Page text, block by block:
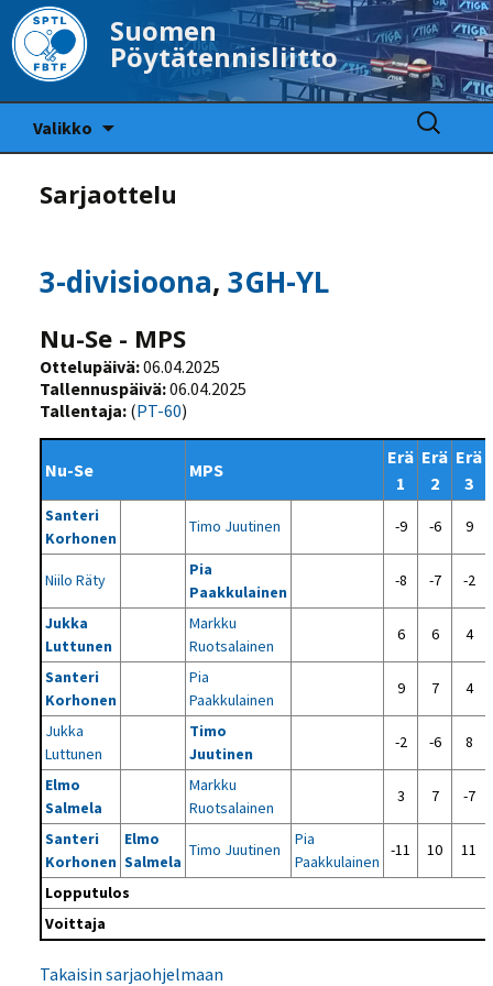
Suomen
Pöytätennisliitto
Valikko
Haku:
Sarjaottelu
3-divisioona,3GH-YL
Nu-Se - MPS
Ottelupäivä:06.04.2025
Tallennuspäivä:06.04.2025
Tallentaja: (PT-60)
Nu-Se MPS
Erä
1
Erä
2
Erä
3
Santeri
Korhonen
Timo Juutinen -9 -6 9
Niilo Räty
Pia
Paakkulainen
-8 -7 -2
Jukka
Luttunen
Markku
Ruotsalainen
6 6 4
Santeri
Korhonen
Pia
Paakkulainen
9 7 4
Jukka
Luttunen
Timo
Juutinen
-2 -6 8
Elmo
Salmela
Markku
Ruotsalainen
3 7 -7
Santeri
Korhonen
Elmo
Salmela
Timo Juutinen
Pia
Paakkulainen
-11 10 11
Lopputulos
Voittaja
Takaisin sarjaohjelmaan